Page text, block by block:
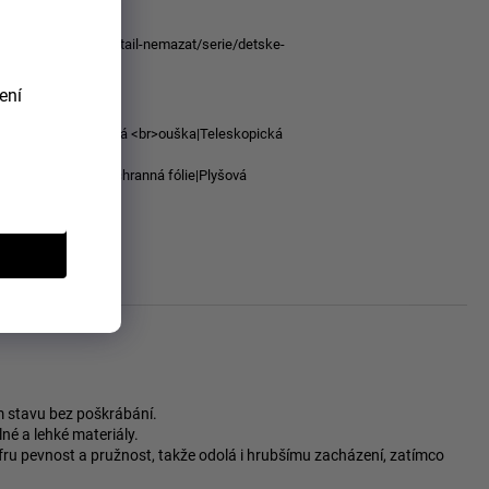
upload/detail-nemazat/serie/detske-
<br>materiál|Plyšová <br>ouška|Teleskopická
ABS + PC|Ochranná fólie|Plyšová
stavu bez poškrábání.
a lehké materiály.
pevnost a pružnost, takže odolá i hrubšímu zacházení, zatímco